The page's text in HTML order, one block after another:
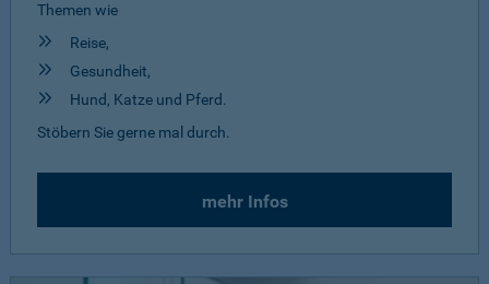
Themen wie
Reise,
Gesundheit,
Hund, Katze und Pferd.
Stöbern Sie gerne mal durch.
mehr Infos